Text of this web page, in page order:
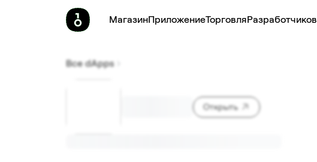
МагазинПриложениеТорговляPазработчиков
Все dApps
Открыть